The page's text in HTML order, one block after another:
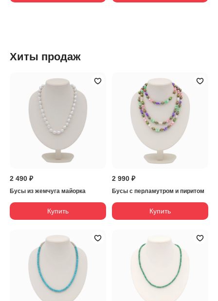
Хиты продаж
2 490 ₽
Бусы из жемчуга майорка
Купить
2 990 ₽
Бусы с перламутром и пиритом
Купить